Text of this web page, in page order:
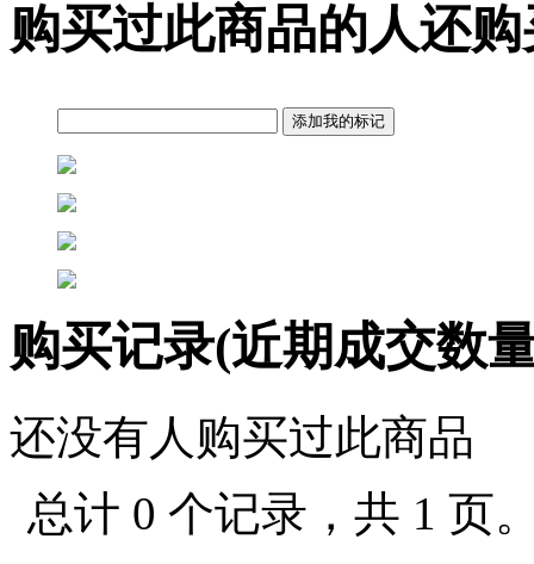
购买过此商品的人还
购买记录(近期成交数
还没有人购买过此商品
总计 0 个记录，共 1 页